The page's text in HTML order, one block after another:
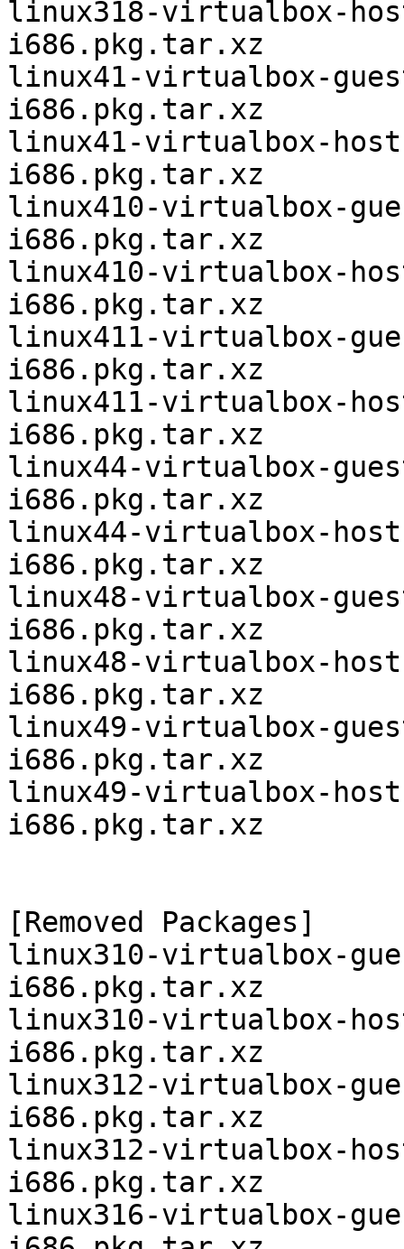
linux318-virtualbox-
i686.pkg.tar.xz
linux41-virtualbox-
i686.pkg.tar.xz
linux41-virtualbox-
i686.pkg.tar.xz
linux410-virtualbox-
i686.pkg.tar.xz
linux410-virtualbox-
i686.pkg.tar.xz
linux411-virtualbox-
i686.pkg.tar.xz
linux411-virtualbox-
i686.pkg.tar.xz
linux44-virtualbox-
i686.pkg.tar.xz
linux44-virtualbox-
i686.pkg.tar.xz
linux48-virtualbox-
i686.pkg.tar.xz
linux48-virtualbox-
i686.pkg.tar.xz
linux49-virtualbox-
i686.pkg.tar.xz
linux49-virtualbox-
i686.pkg.tar.xz
[Removed Packages]
linux310-virtualbox-
i686.pkg.tar.xz
linux310-virtualbox-
i686.pkg.tar.xz
linux312-virtualbox-
i686.pkg.tar.xz
linux312-virtualbox-
i686.pkg.tar.xz
linux316-virtualbox-